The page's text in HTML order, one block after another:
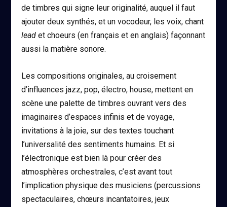
de timbres qui signe leur originalité, auquel il faut
ajouter deux synthés, et un vocodeur, les voix, chant
lead et choeurs (en français et en anglais) façonnant
aussi la matière sonore.
Les compositions originales, au croisement
d’influences jazz, pop, électro, house, mettent en
scène une palette de timbres ouvrant vers des
imaginaires d’espaces infinis et de voyage,
invitations à la joie, sur des textes touchant
l’universalité des sentiments humains. Et si
l’électronique est bien là pour créer des
atmosphères orchestrales, c’est avant tout
l’implication physique des musiciens (percussions
spectaculaires, chœurs incantatoires, jeux